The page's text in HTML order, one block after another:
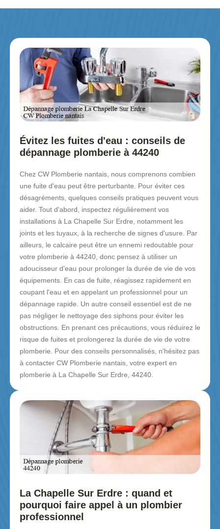
Évitez les fuites d'eau : conseils de
dépannage plomberie à 44240
Chez CW Plomberie nantais, nous comprenons combien
une fuite d'eau peut être perturbante. Pour éviter ces
désagréments, quelques conseils pratiques peuvent vous
aider. Tout d'abord, inspectez régulièrement vos
installations à La Chapelle Sur Erdre, notamment les
joints et les tuyaux, à la recherche de signes d'usure. Par
ailleurs, le calcaire peut être un ennemi redoutable pour
votre plomberie à 44240, donc pensez à utiliser un
adoucisseur d'eau pour prolonger la durée de vie de vos
équipements. En cas de fuite, réagissez rapidement en
coupant l'eau et en appelant un professionnel pour un
dépannage rapide. Un autre conseil essentiel est de ne
pas négliger le nettoyage des siphons pour éviter les
obstructions. En prenant ces précautions, vous réduirez le
risque de fuites et prolongerez la durée de vie de votre
plomberie. Pour des conseils personnalisés, n'hésitez pas
à contacter CW Plomberie nantais, votre expert en
plomberie à La Chapelle Sur Erdre, 44240.
La Chapelle Sur Erdre : quand et
pourquoi faire appel à un plombier
professionnel